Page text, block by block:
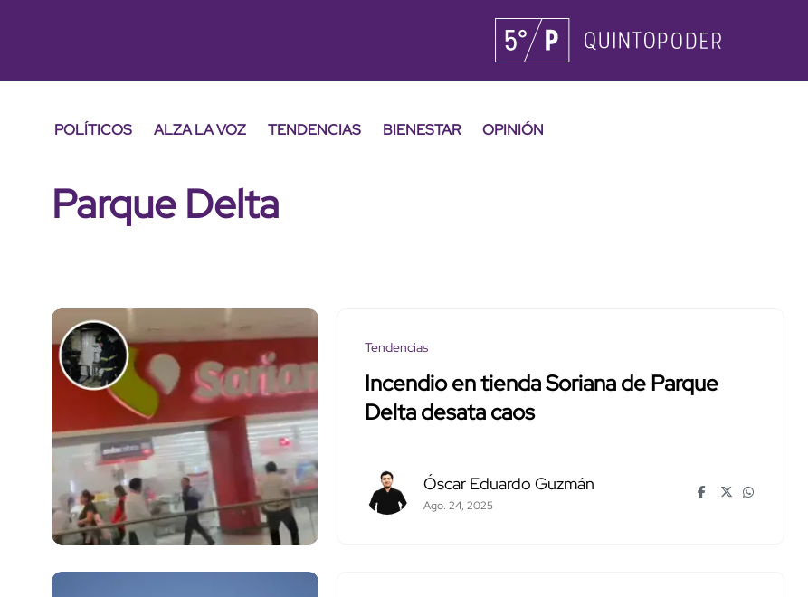
POLÍTICOS ALZA LA VOZ TENDENCIAS BIENESTAR
OPINIÓN
Parque Delta
Tendencias
Incendio en tienda Soriana de Parque
Delta desata caos
Óscar Eduardo Guzmán
Ago. 24, 2025